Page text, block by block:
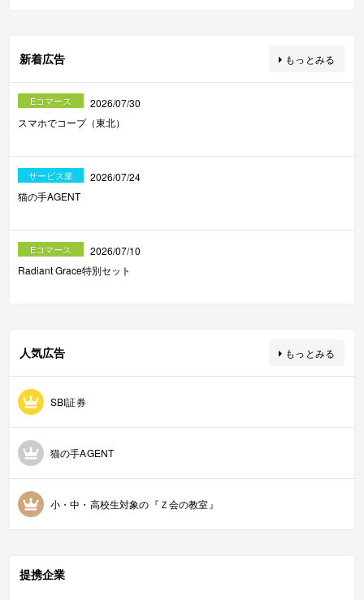
新着広告 もっとみる
Eコマース
2026/07/30
スマホでコープ（東北）
サービス業
2026/07/24
猫の手AGENT
Eコマース
2026/07/10
Radiant Grace特別セット
人気広告 もっとみる
SBI証券
猫の手AGENT
小・中・高校生対象の『Ｚ会の教室』
提携企業